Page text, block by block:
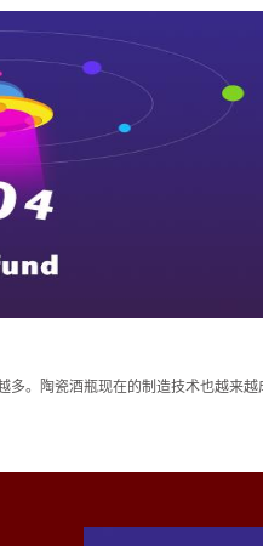
多。陶瓷酒瓶现在的制造技术也越来越